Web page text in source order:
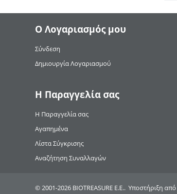
Ο Λογαριασμός μου
Σύνδεση
Δημιουργία Λογαριασμού
Η Παραγγελία σας
Η Παραγγελία σας
Αγαπημένα
Λίστα Σύγκρισης
Αναζήτηση Συναλλαγών
© 2001-2026 BIOTREASURE Ε.Ε.. Υποστήριξη από